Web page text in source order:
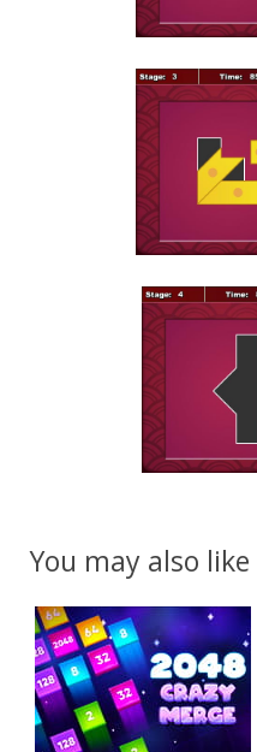
You may also like